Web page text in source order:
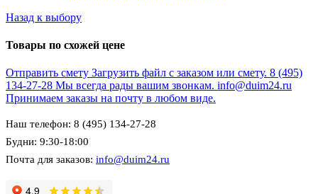
Назад к выбору
Товары по схожей цене
Отправить смету Загрузить файл с заказом или смету. 8 (495)
134-27-28 Мы всегда рады вашим звонкам. info@duim24.ru
Принимаем заказы на почту в любом виде.
Наш телефон: 8 (495) 134-27-28
Будни: 9:30-18:00
Почта для заказов: info@duim24.ru